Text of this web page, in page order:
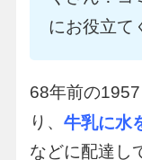
にお役立て
68年前の
り、 牛乳に水
などに配達し